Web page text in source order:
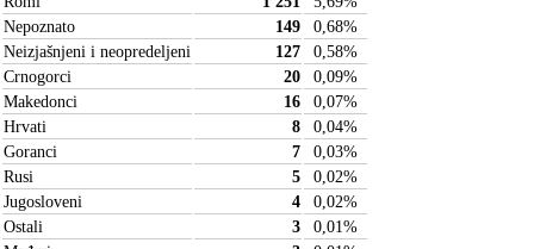
Nepoznato
149 0,68%
Neizjašnjeni i neopredeljeni
127 0,58%
Crnogorci
20 0,09%
Makedonci
16 0,07%
Hrvati
8 0,04%
Goranci
7 0,03%
Rusi
5 0,02%
Jugosloveni
4 0,02%
Ostali
3 0,01 %